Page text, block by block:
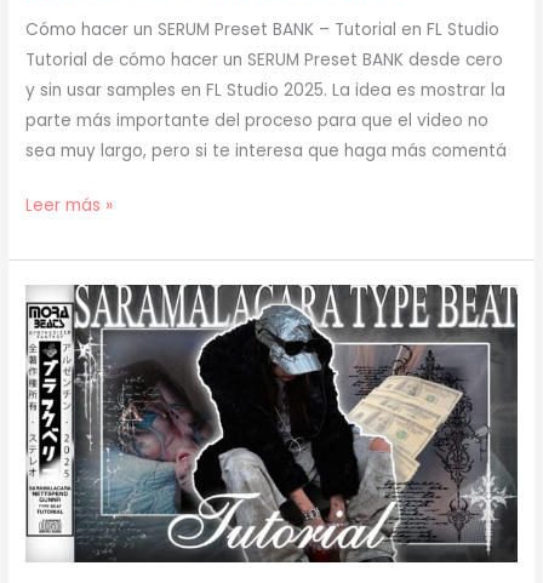
Cómo hacer un SERUM Preset BANK – Tutorial en FL Studio
Tutorial de cómo hacer un SERUM Preset BANK desde cero
y sin usar samples en FL Studio 2025. La idea es mostrar la
parte más importante del proceso para que el video no
sea muy largo, pero si te interesa que haga más comentá
[
]
Cómo
Hacer
un
SERUM
Preset
BANK
(808s,
Leads,
Plucks,
Pads,
Leer más »